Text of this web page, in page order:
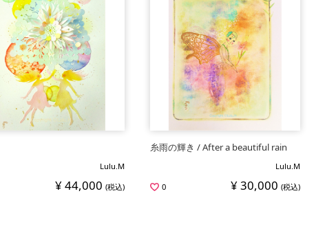
Lulu.M
¥ 44,000 (税込)
糸雨の輝き / After a beautiful rain
Lulu.M
0
¥ 30,000 (税込)